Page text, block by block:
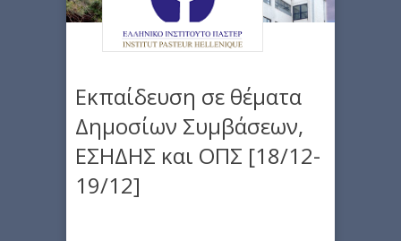
Εκπαίδευση σε θέματα
Δημοσίων Συμβάσεων,
ΕΣΗΔΗΣ και ΟΠΣ [18/12-
19/12]